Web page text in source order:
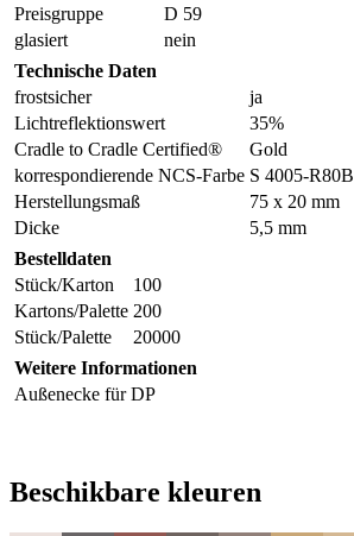
Preisgruppe
D 59
glasiert
nein
Technische Daten
frostsicher
ja
Lichtreflektionswert
35%
Cradle to Cradle Certified®
Gold
korrespondierende NCS-Farbe S 4005-R80B
Herstellungsmaß
75 x 20 mm
Dicke
5,5 mm
Bestelldaten
Stück/Karton
100
Kartons/Palette 200
Stück/Palette
20000
Weitere Informationen
Außenecke für DP
Beschikbare kleuren